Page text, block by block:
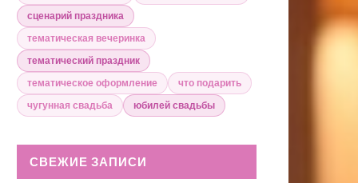
сценарий праздника
тематическая вечеринка
тематический праздник
тематическое оформление
что подарить
чугунная свадьба
юбилей свадьбы
СВЕЖИЕ ЗАПИСИ